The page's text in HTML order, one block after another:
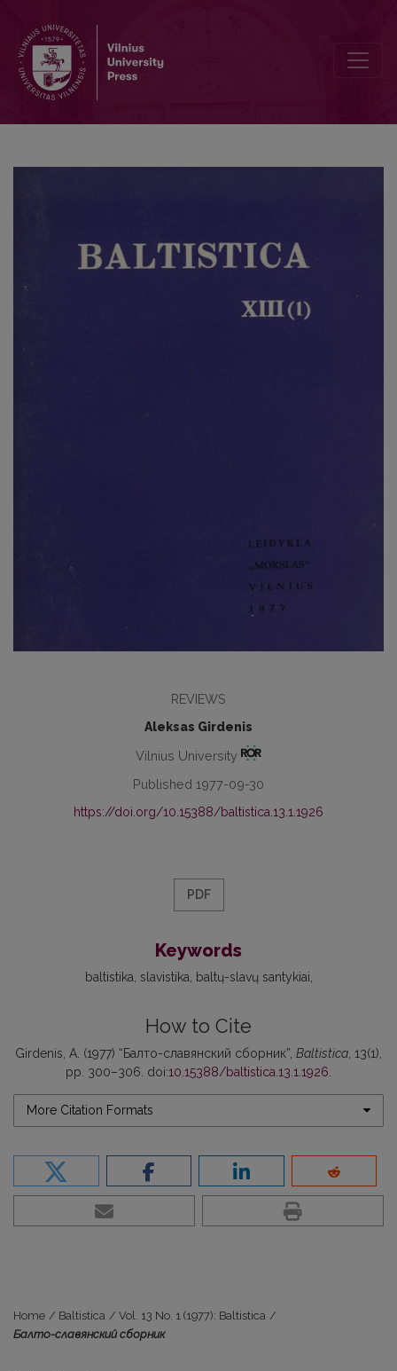
REVIEWS
Aleksas Girdenis
Vilnius University
Published 1977-09-30
https://doi.org/10.15388/baltistica.13.1.1926
PDF
Keywords
baltistika slavistika baltų-slavų santykiai
How to Cite
Girdenis, A. (1977) “Балто-славянский сборник”, Baltistica , 13(1),
pp. 300–306. doi:10.15388/baltistica.13.1.1926
More Citation Formats
Home / Baltistica / Vol. 13 No. 1 (1977): Baltistica /
Балто-славянский сборник